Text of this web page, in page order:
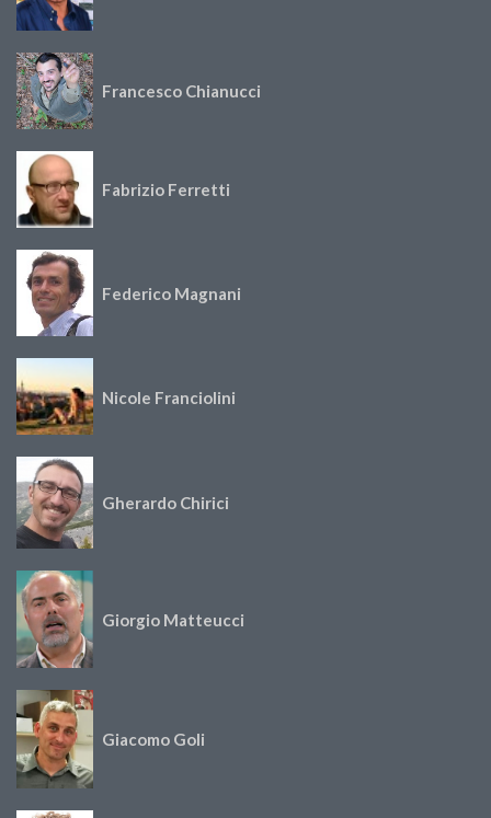
Francesco Chianucci
Fabrizio Ferretti
Federico Magnani
Nicole Franciolini
Gherardo Chirici
Giorgio Matteucci
Giacomo Goli